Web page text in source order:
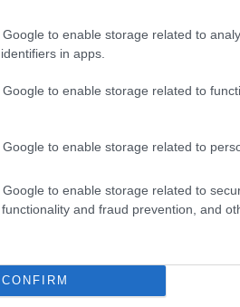
to enable storage related to
in apps.
to enable storage related to
to enable storage related to
to enable storage related to
and fraud prevention, and
CONFIRM
band utilizzano strumenti
strumenti ritmici. Questo
l’imprecisione creativa
sonoro denso e articolato,
un’esperienza